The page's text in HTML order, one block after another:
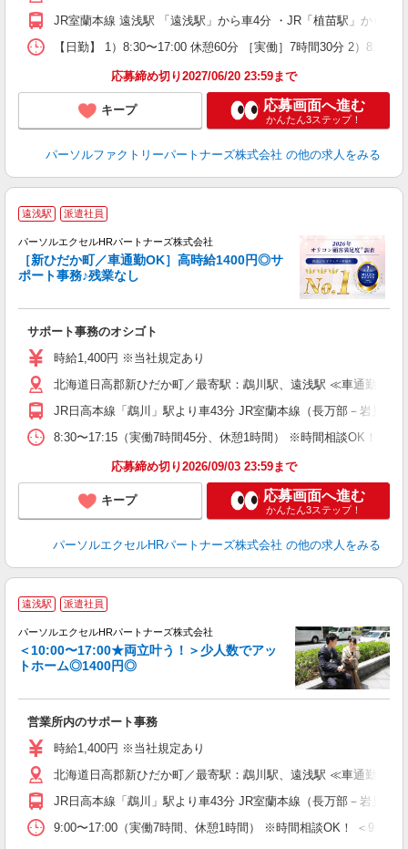
JR室蘭本線 遠浅駅 「遠浅駅」から車4分 ・JR「植苗駅」から
【日勤】 1）8:30〜17:00 休憩60分 ［実働］7時間30分 2）8:30
応募締め切り2027/06/20 23:59まで
キープ 応募画面へ進む
かんたん3ステップ！
パーソルファクトリーパートナーズ株式会社 の他の求人をみる
遠浅駅 派遣社員
パーソルエクセルHRパートナーズ株式会社
［新ひだか町／車通勤OK］高時給1400円◎サ
ポート事務♪残業なし
サポート事務のオシゴト
時給1,400円 ※当社規定あり
北海道日高郡新ひだか町／最寄駅：鵡川駅、遠浅駅 ≪車通勤可≫
JR日高本線「鵡川」駅より車43分 JR室蘭本線（長万部－岩見沢
8:30〜17:15（実働7時間45分、休憩1時間） ※時間相談OK！ ＜
応募締め切り2026/09/03 23:59まで
キープ 応募画面へ進む
かんたん3ステップ！
パーソルエクセルHRパートナーズ株式会社 の他の求人をみる
遠浅駅 派遣社員
パーソルエクセルHRパートナーズ株式会社
＜10:00〜17:00★両立叶う！＞少人数でアッ
トホーム◎1400円◎
営業所内のサポート事務
時給1,400円 ※当社規定あり
北海道日高郡新ひだか町／最寄駅：鵡川駅、遠浅駅 ≪車通勤可≫
JR日高本線「鵡川」駅より車43分 JR室蘭本線（長万部－岩見沢
9:00〜17:00（実働7時間、休憩1時間） ※時間相談OK！ ＜9:00